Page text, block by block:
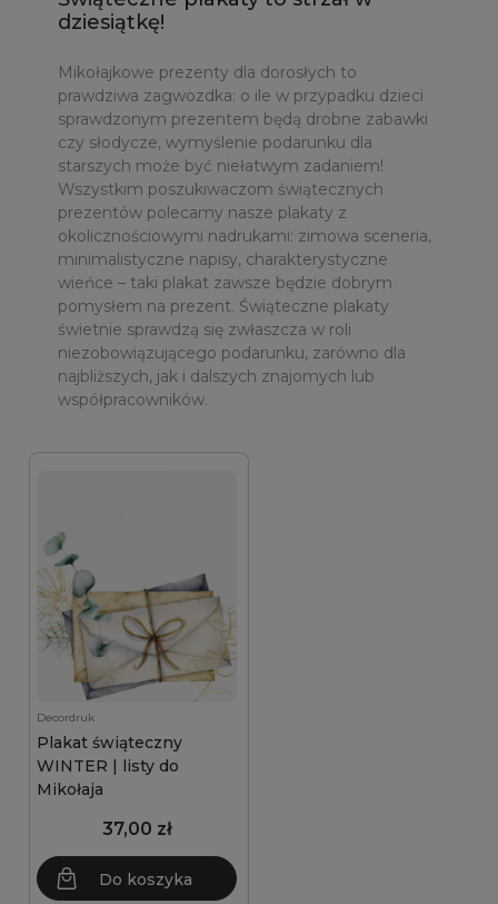
dziesiątkę!
Mikołajkowe prezenty dla dorosłych to
prawdziwa zagwozdka: o ile w przypadku dzieci
sprawdzonym prezentem będą drobne zabawki
czy słodycze, wymyślenie podarunku dla
starszych może być niełatwym zadaniem!
Wszystkim poszukiwaczom świątecznych
prezentów polecamy nasze plakaty z
okolicznościowymi nadrukami: zimowa sceneria,
minimalistyczne napisy, charakterystyczne
wieńce – taki plakat zawsze będzie dobrym
pomysłem na prezent. Świąteczne plakaty
świetnie sprawdzą się zwłaszcza w roli
niezobowiązującego podarunku, zarówno dla
najbliższych, jak i dalszych znajomych lub
współpracowników.
Decordruk
Plakat świąteczny
WINTER | listy do
Mikołaja
37,00 zł
Do koszyka